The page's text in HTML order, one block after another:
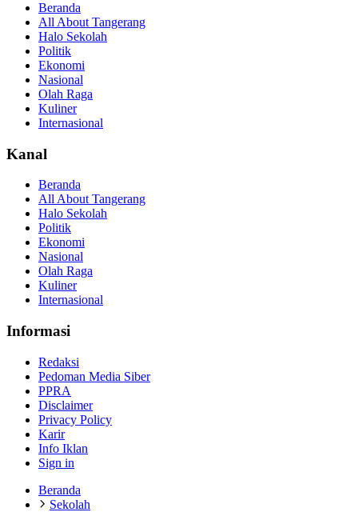
Beranda
All About Tangerang
Halo Sekolah
Politik
Ekonomi
Nasional
Olah Raga
Kuliner
Internasional
Kanal
Beranda
All About Tangerang
Halo Sekolah
Politik
Ekonomi
Nasional
Olah Raga
Kuliner
Internasional
Informasi
Redaksi
Pedoman Media Siber
PPRA
Disclaimer
Privacy Policy
Karir
Info Iklan
Sign in
Beranda
Sekolah